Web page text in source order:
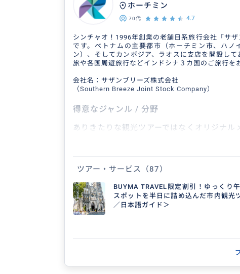
ホーチミン
70代 4.7
シンチャオ！1996年創業の老舗日系旅行会社「サザ
です。ベトナムの主要都市（ホーチミン市、ハノ
ン）、そしてカンボジア、ラオスに支店を開設して
旅や各国周遊旅行などインドシナ３カ国のご旅行を
会社名：サザンブリーズ株式会社
（Southern Breeze Joint Stock Company）
得意なジャンル / 分野
ありきたりな観光ツアーではなくオリジナル
クチコミ
綺麗な島
でしたが比較的天気も良かったです。日本の松島
ツアー・サービス （87）
BUYMA TRAVEL限定割引！ゆっくり
スポットを半日に詰め込んだ市内観光
／日本語ガイド＞